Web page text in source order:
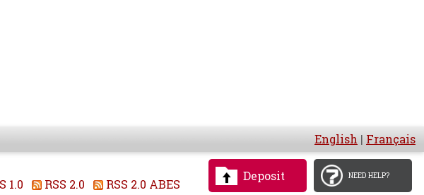
English | Français
Deposit NEED HELP?
1.0 RSS 2.0
RSS 2.0 ABES